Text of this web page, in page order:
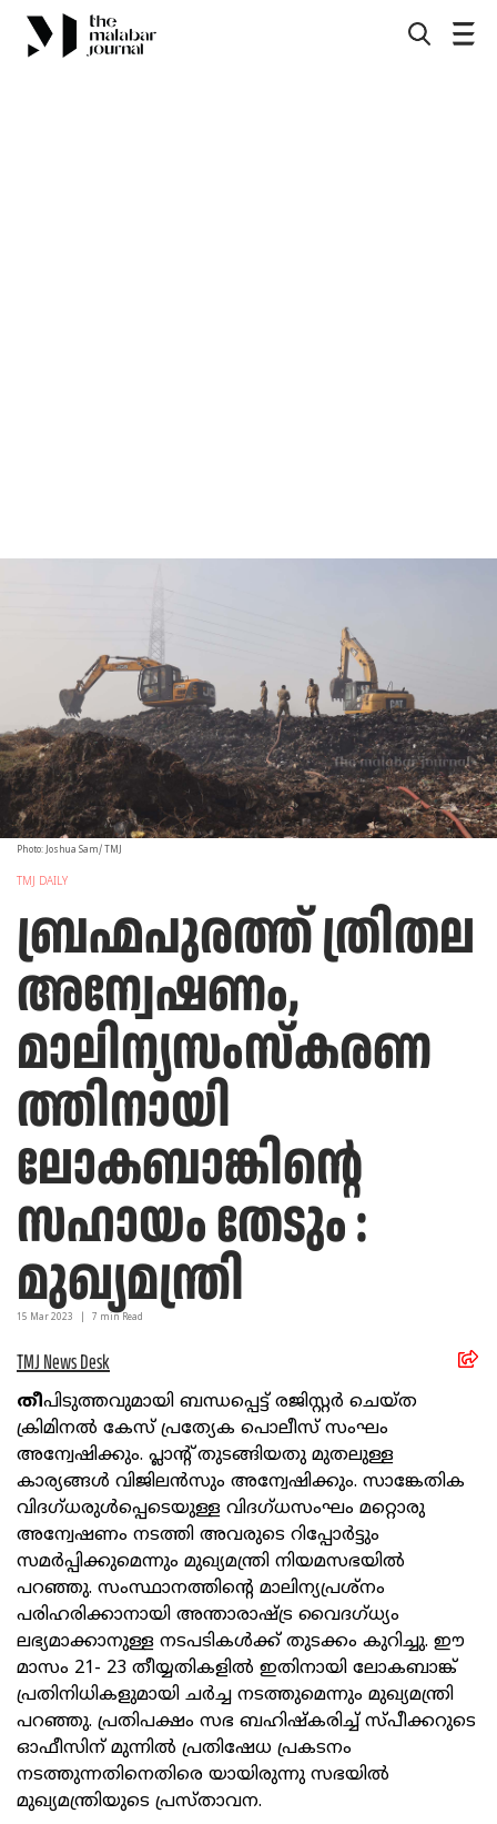
Photo: Joshua Sam/ TMJ
TMJ DAILY
ബ്രഹ്മപുരത്ത് ത്രിതല
അന്വേഷണം,
മാലിന്യസംസ്കരണ
ത്തിനായി
ലോകബാങ്കിന്റെ
സഹായം തേടും :
മുഖ്യമന്ത്രി
15 Mar 2023 7 min Read
TMJ News Desk
തീപിടുത്തവുമായി ബന്ധപ്പെട്ട് രജിസ്റ്റര്‍ ചെയ്ത
ക്രിമിനല്‍ കേസ് പ്രത്യേക പൊലീസ് സംഘം
അന്വേഷിക്കും. പ്ലാന്റ് തുടങ്ങിയതു മുതലുള്ള
കാര്യങ്ങള്‍ വിജിലന്‍സും അന്വേഷിക്കും. സാങ്കേതിക
വിദഗ്ധരുള്‍പ്പെടെയുള്ള വിദഗ്ധസംഘം മറ്റൊരു
അന്വേഷണം നടത്തി അവരുടെ റിപ്പോര്‍ട്ടും
സമര്‍പ്പിക്കുമെന്നും മുഖ്യമന്ത്രി നിയമസഭയില്‍
പറഞ്ഞു. സംസ്ഥാനത്തിന്റെ മാലിന്യപ്രശ്‌നം
പരിഹരിക്കാനായി അന്താരാഷ്ട്ര വൈദഗ്ധ്യം
ലഭ്യമാക്കാനുള്ള നടപടികള്‍ക്ക് തുടക്കം കുറിച്ചു. ഈ
മാസം 21- 23 തീയ്യതികളിൽ ഇതിനായി ലോകബാങ്ക്
പ്രതിനിധികളുമായി ചര്‍ച്ച നടത്തുമെന്നും മുഖ്യമന്ത്രി
പറഞ്ഞു. പ്രതിപക്ഷം സഭ ബഹിഷ്‌കരിച്ച് സ്പീക്കറുടെ
ഓഫീസിന് മുന്നില്‍ പ്രതിഷേധ പ്രകടനം
നടത്തുന്നതിനെതിരെ യായിരുന്നു സഭയില്‍
മുഖ്യമന്ത്രിയുടെ പ്രസ്താവന.